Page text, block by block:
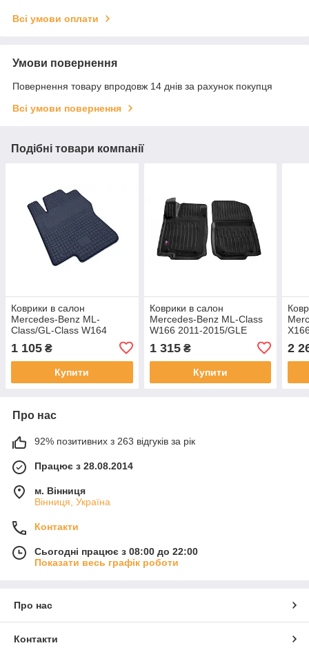
Всі умови оплати
Умови повернення
Повернення товару впродовж 14 днів за рахунок покупця
Всі умови повернення
Подібні товари компанії
Коврики в салон
Mercedes-Benz ML-
Class/GL-Class W164
2012(/ML/GL/GLE/GLS
W166) 2011-2019, 4шт,
Polytep, 48645
1 105 ₴
Купити
Коврики в салон
Mercedes-Benz ML-Class
W166 2011-2015/GLE
Coupe 2015-2019/GL X166
2012-2015/GLS W166
2015-2019,
1 315₴
Купити
2
Про нас
92% позитивних з 263 відгуків за рік
Працює з 28.08.2014
м. Вінниця
Вінниця, Україна
Контакти
Сьогодні працює з 08:00 до 22:00
Показати весь графік роботи
Про нас
Контакти